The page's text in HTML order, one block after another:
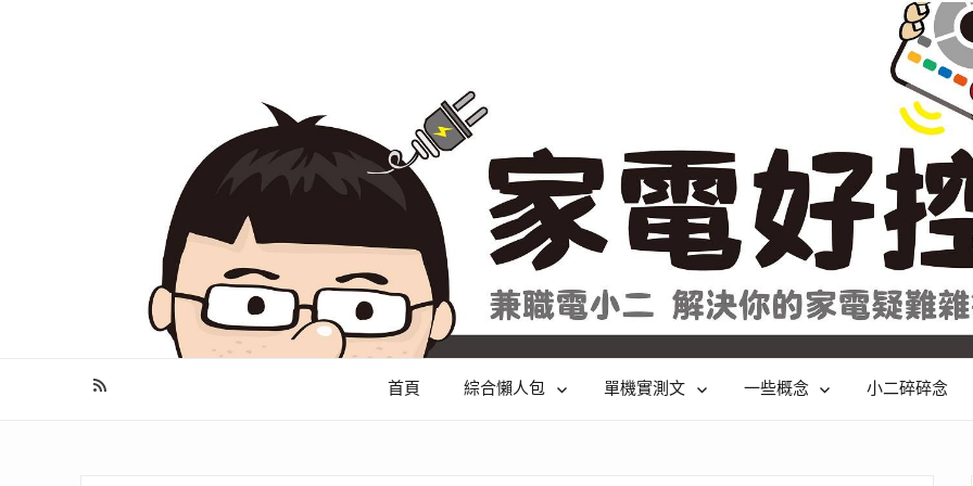
幫你做好功課，看了就知怎麼找出適合自己的家電
首頁 綜合懶人包 單機實測文 一些概念 小二碎碎念